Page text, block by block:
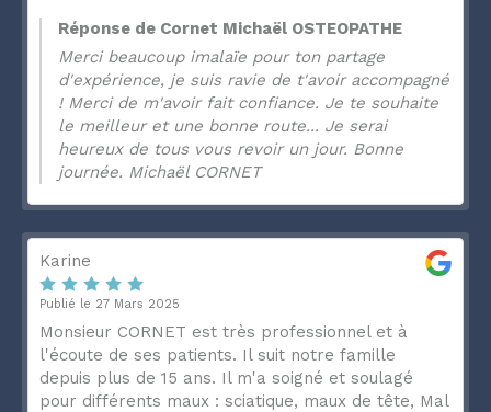
Réponse de Cornet Michaël OSTEOPATHE
Merci beaucoup imalaïe pour ton partage
d'expérience, je suis ravie de t'avoir accompagné
! Merci de m'avoir fait confiance. Je te souhaite
le meilleur et une bonne route... Je serai
heureux de tous vous revoir un jour. Bonne
journée. Michaël CORNET
Karine
Publié le 27 Mars 2025
Monsieur CORNET est très professionnel et à
l'écoute de ses patients. Il suit notre famille
depuis plus de 15 ans. Il m'a soigné et soulagé
pour différents maux : sciatique, maux de tête, Mal